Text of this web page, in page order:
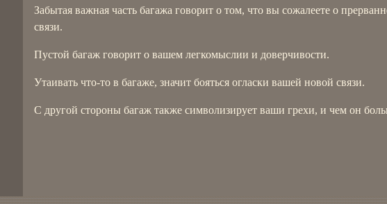
Забытая важная часть багажа говорит о том, что вы сожалеете о
связи.
Пустой багаж говорит о вашем легкомыслии и доверчивости.
Утаивать что-то в багаже, значит бояться огласки вашей новой связи.
С другой стороны багаж также символизирует ваши грехи, и чем он